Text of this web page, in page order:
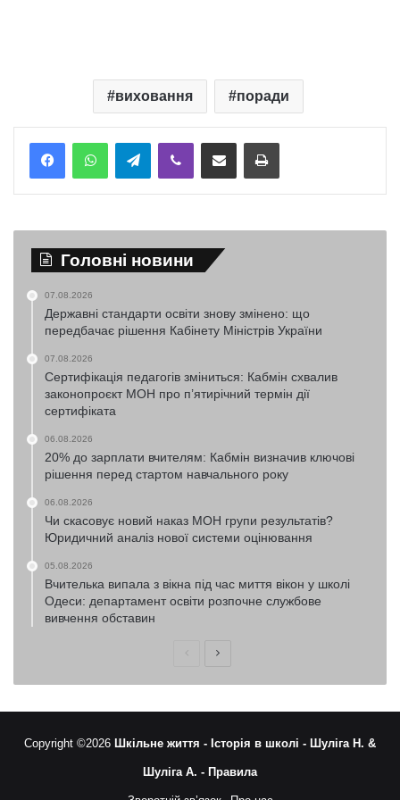
виховання поради
TelegramViber Надіслати електронною поштоюНадрукувати
Головні новини
07.08.2026
Державні стандарти освіти знову змінено: що
передбачає рішення Кабінету Міністрів України
07.08.2026
Сертифікація педагогів зміниться: Кабмін схвалив
законопроєкт МОН про п’ятирічний термін дії
сертифіката
06.08.2026
20% до зарплати вчителям: Кабмін визначив ключові
рішення перед стартом навчального року
06.08.2026
Чи скасовує новий наказ МОН групи результатів?
Юридичний аналіз нової системи оцінювання
05.08.2026
Вчителька випала з вікна під час миття вікон у школі
Одеси: департамент освіти розпочне службове
вивчення обставин
ПопередняНаступна
Copyright ©2026 Шкільне життя - Історія в школі - Шуліга Н. &
Шуліга А. - Правила